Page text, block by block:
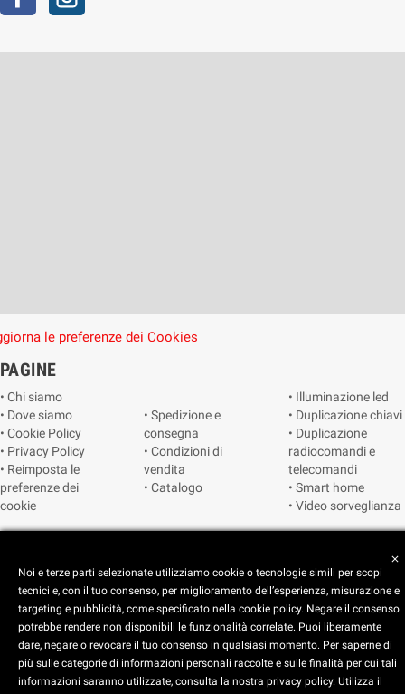
le preferenze dei Cookies
PAGINE
• Chi siamo
• Dove siamo
• Cookie Policy
• Privacy Policy
• Reimposta le
preferenze dei
cookie
• Spedizione e
consegna
• Condizioni di
vendita
• Catalogo
• Illuminazione led
• Duplicazione chiavi
• Duplicazione
radiocomandi e
telecomandi
• Smart home
• Video sorveglianza
C.E.A.R.T. Elettronica
close
Noi e terze parti selezionate utilizziamo cookie o tecnologie simili per scopi
tecnici e, con il tuo consenso, per miglioramento dell’esperienza, misurazione e
targeting e pubblicità, come specificato nella cookie policy. Negare il consenso
potrebbe rendere non disponibili le funzionalità correlate. Puoi liberamente
dare, negare o revocare il tuo consenso in qualsiasi momento. Per saperne di
più sulle categorie di informazioni personali raccolte e sulle finalità per cui tali
informazioni saranno utilizzate, consulta la nostra privacy policy. Utilizza il